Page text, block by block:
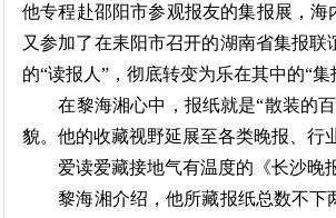
他专程赴邵阳市参观报友的集报展，海
又参加了在耒阳市召开的湖南省集报
的“读报人”，彻底转变为乐在其中的“集
在黎海湘心中，报纸就是“散装的百
貌。他的收藏视野延展至各类晚报、行
爱读爱藏接地气有温度的《长沙晚报
黎海湘介绍，他所藏报纸总数不下